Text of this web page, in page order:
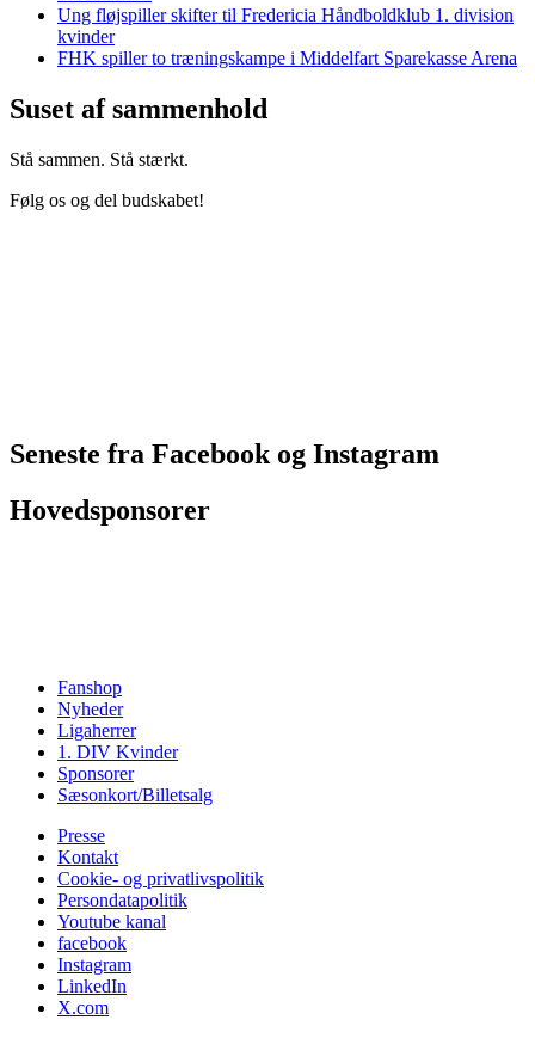
Ung fløjspiller skifter til Fredericia Håndboldklub 1. division
kvinder
FHK spiller to træningskampe i Middelfart Sparekasse Arena
Suset af sammenhold
Stå sammen. Stå stærkt.
Følg os og del budskabet!
Seneste fra Facebook og Instagram
Hovedsponsorer
Fanshop
Nyheder
Ligaherrer
1. DIV Kvinder
Sponsorer
Sæsonkort/Billetsalg
Presse
Kontakt
Cookie- og privatlivspolitik
Persondatapolitik
Youtube kanal
facebook
Instagram
LinkedIn
X.com